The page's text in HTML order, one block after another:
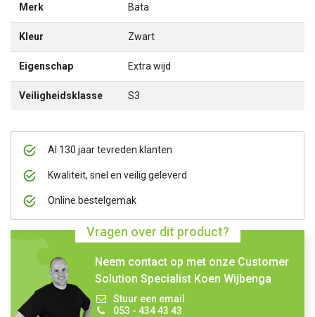
Al 130 jaar tevreden klanten
Kwaliteit, snel en veilig geleverd
Online bestelgemak
Vragen over dit product?
Neem contact op met onze Customer
Solution Specialist Koen Wijbenga
Stuur een email
053 - 434 43 43
Merk Bata
Kleur Zwart
Eigenschap Extra wijd
Veiligheidsklasse S3